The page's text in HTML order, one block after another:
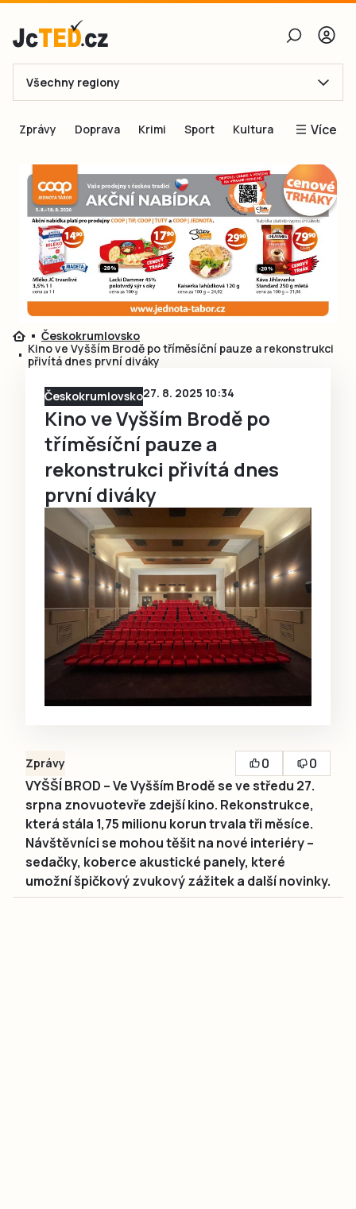
E-mail
Obnovit heslo
Přihlásit se
Přihlásit se přes Facebook
Ještě nemám účet, chci seRegistrovat
Všechny regiony
Zprávy Doprava Krimi Sport Kultura Více
Inspirace
Čtenáři píší
Speciální přílohy
Inzerce
Českokrumlovsko
Kino ve Vyšším Brodě po tříměsíční pauze a rekonstrukci
přivítá dnes první diváky
Českokrumlovsko27. 8. 2025 10:34
Kino ve Vyšším Brodě po
tříměsíční pauze a
rekonstrukci přivítá dnes
první diváky
Zprávy 0
0
VYŠŠÍ BROD – Ve Vyšším Brodě se ve středu 27.
srpna znovuotevře zdejší kino. Rekonstrukce,
která stála 1,75 milionu korun trvala tři měsíce.
Návštěvníci se mohou těšit na nové interiéry –
sedačky, koberce akustické panely, které
umožní špičkový zvukový zážitek a další novinky.